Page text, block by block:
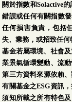
第一金全球富裕國
債券基金-配息型-新
臺幣-N
(本基金有一定比重
投資於非投資等級
高風險債券且配息
源可能為本金)
關於指數和Solactive
錯誤或任何有關指數
任何損害負責，包括
失、業務，或招致任何
基金若屬環境、社會
業景氣循環變動、流
第三方資料來源依賴
有關基金之ESG資訊
須知所載之所有特色